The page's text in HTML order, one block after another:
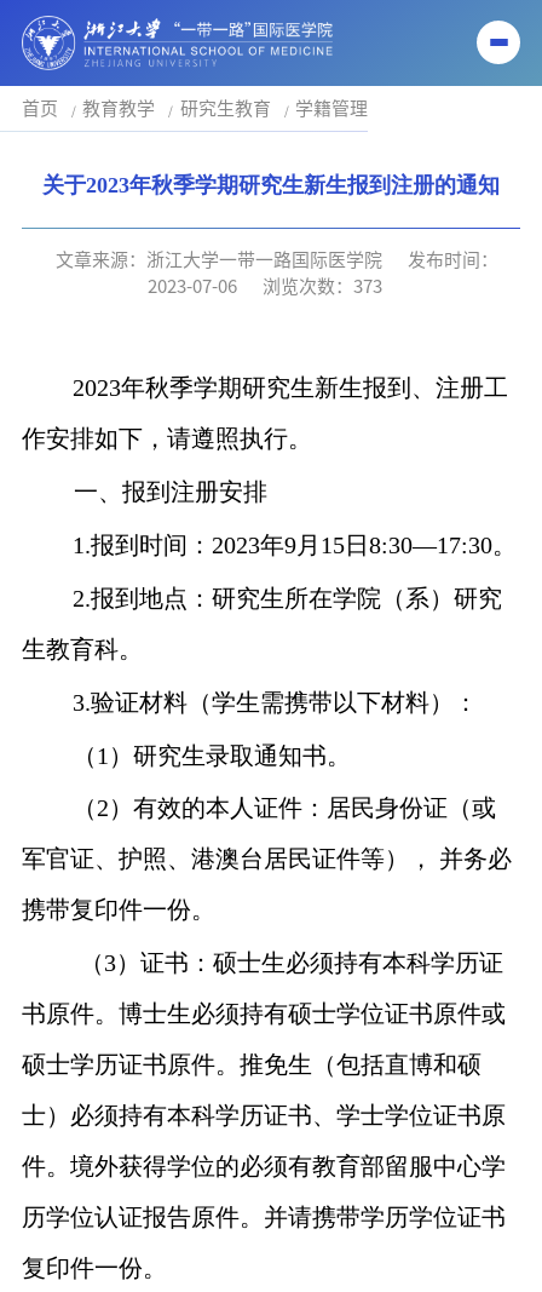
首页 教育教学 研究生教育 学籍管理
关于2023年秋季学期研究生新生报到注册的通知
文章来源：浙江大学一带一路国际医学院
发布时间：
2023-07-06
浏览次数： 373
2023年秋季学期研究生新生报到、注册工
作安排如下，请遵照执行。
一、报到注册安排
1.报到时间： 2023年9月 15日8:30—17:30。
2.报到地点：研究生所在学院（系）研究
生教育科。
3.验证材料（学生需携带以下材料）：
（1 ）研究生录取通知书。
（2）有效的本人证件：居民身份证（或
军官证、护照、港澳台居民证件等）， 并务必
携带复印件一份。
（3）证书：硕士生必须持有本科学历证
书原件。博士生必须持有硕士学位证书原件或
硕士学历证书原件。推免生（包括直博和硕
士）必须持有本科学历证书、学士学位证书原
件。境外获得学位的必须有教育部留服中心学
历学位认证报告原件。并请携带学历学位证书
复印件一份。